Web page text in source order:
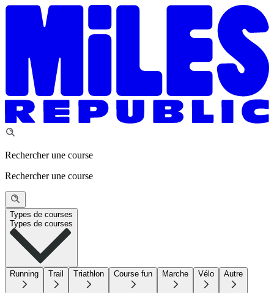
Rechercher une course
Rechercher une course
Types de courses
Types de courses
Running Trail Triathlon Course fun Marche Vélo Autre